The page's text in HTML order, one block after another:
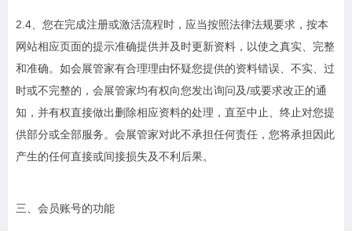
2.4、您在完成注册或激活流程时，应当按照法律法规要求，按本
网站相应页面的提示准确提供并及时更新资料，以使之真实、完整
和准确。如会展管家有合理理由怀疑您提供的资料错误、不实、过
时或不完整的，会展管家均有权向您发出询问及/或要求改正的通
知，并有权直接做出删除相应资料的处理，直至中止、终止对您提
供部分或全部服务。会展管家对此不承担任何责任，您将承担因此
产生的任何直接或间接损失及不利后果。
三、会员账号的功能